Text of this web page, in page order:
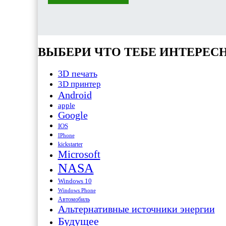
ВЫБЕРИ ЧТО ТЕБЕ
3D печать
3D принтер
Android
apple
Google
IOS
IPhone
kickstarter
Microsoft
NASA
Windows 10
Windows Phone
Автомобиль
Альтернативные источники энергии
Будущее